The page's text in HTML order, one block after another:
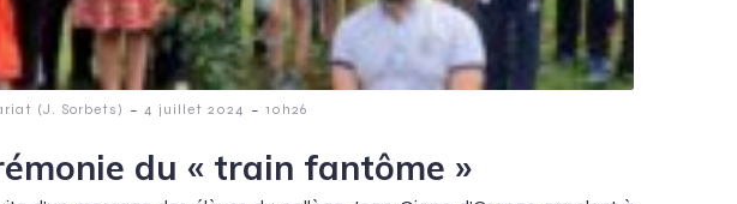
(J. Sorbets) - 4 juillet 2024 - 10h26
du « train fantôme »